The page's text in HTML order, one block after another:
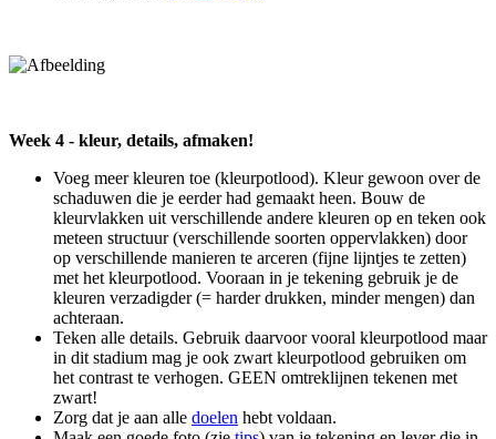
Week 4 - kleur, details, afmaken!
Voeg meer kleuren toe (kleurpotlood). Kleur gewoon over de
schaduwen die je eerder had gemaakt heen. Bouw de
kleurvlakken uit verschillende andere kleuren op en teken ook
meteen structuur (verschillende soorten oppervlakken) door
op verschillende manieren te arceren (fijne lijntjes te zetten)
met het kleurpotlood. Vooraan in je tekening gebruik je de
kleuren verzadigder (= harder drukken, minder mengen) dan
achteraan.
Teken alle details. Gebruik daarvoor vooral kleurpotlood maar
in dit stadium mag je ook zwart kleurpotlood gebruiken om
het contrast te verhogen. GEEN omtreklijnen tekenen met
zwart!
Zorg dat je aan alle doelen hebt voldaan.